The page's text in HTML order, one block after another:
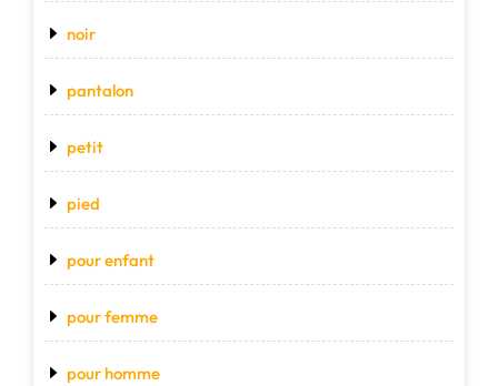
noir
pantalon
petit
pied
pour enfant
pour femme
pour homme